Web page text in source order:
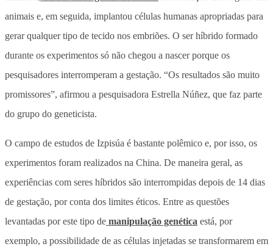
animais e, em seguida, implantou células humanas apropriadas para
gerar qualquer tipo de tecido nos embriões. O ser híbrido formado
durante os experimentos só não chegou a nascer porque os
pesquisadores interromperam a gestação. “Os resultados são muito
promissores”, afirmou a pesquisadora Estrella Núñez, que faz parte
do grupo do geneticista.
O campo de estudos de Izpisúa é bastante polêmico e, por isso, os
experimentos foram realizados na China. De maneira geral, as
experiências com seres híbridos são interrompidas depois de 14 dias
de gestação, por conta dos limites éticos. Entre as questões
levantadas por este tipo de manipulação genética está, por
exemplo, a possibilidade de as células injetadas se transformarem em